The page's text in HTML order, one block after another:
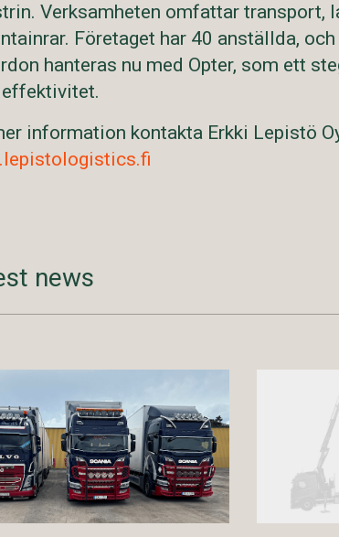
Verksamheten omfattar transport,
Företaget har 40 anställda,
hanteras nu med Opter, som ett
effektivitet.
information kontakta Erkki Lepistö
news